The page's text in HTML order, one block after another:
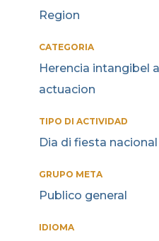
Region
CATEGORIA
Herencia intangibel
actuacion
TIPO DI ACTIVIDAD
Dia di fiesta nacional
GRUPO META
Publico general
IDIOMA